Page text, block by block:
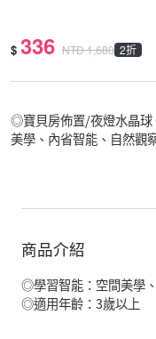
$ 336 NTD1,680 2折
◎寶貝房佈置/夜燈水晶
美學、內省智能、自然觀
商品介紹
◎學習智能：空間美學
◎適用年齡：3歲以上